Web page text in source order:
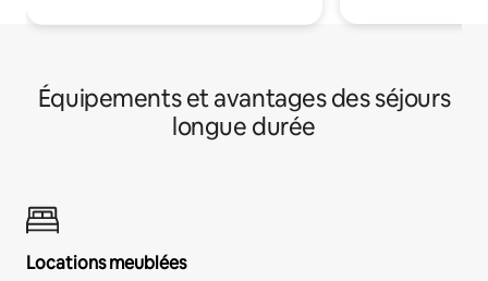
Équipements et avantages des séjours
longue durée
Locations meublées